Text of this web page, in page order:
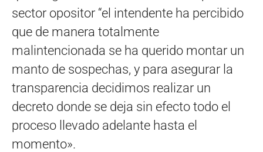
sector opositor “el intendente ha percibido
que de manera totalmente
malintencionada se ha querido montar un
manto de sospechas, y para asegurar la
transparencia decidimos realizar un
decreto donde se deja sin efecto todo el
proceso llevado adelante hasta el
momento».